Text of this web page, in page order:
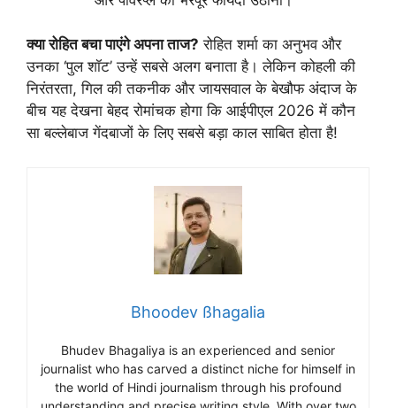
क्या रोहित बचा पाएंगे अपना ताज? रोहित शर्मा का अनुभव और
उनका ‘पुल शॉट’ उन्हें सबसे अलग बनाता है। लेकिन कोहली की
निरंतरता, गिल की तकनीक और जायसवाल के बेखौफ अंदाज के
बीच यह देखना बेहद रोमांचक होगा कि आईपीएल 2026 में कौन
सा बल्लेबाज गेंदबाजों के लिए सबसे बड़ा काल साबित होता है!
Bhoodev ßhagalia
Bhudev Bhagaliya is an experienced and senior
journalist who has carved a distinct niche for himself in
the world of Hindi journalism through his profound